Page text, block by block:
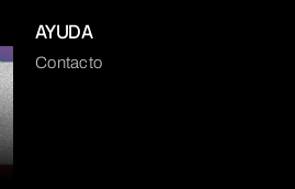
AYUDA
Contacto